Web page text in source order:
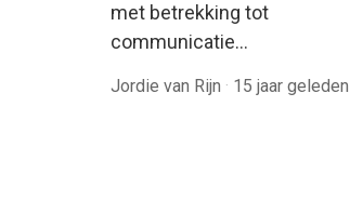
met betrekking tot
communicatie…
Jordie van Rijn · 15 jaar geleden